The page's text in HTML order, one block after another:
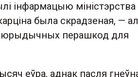
інфармацыю міністэрства
была скрадзеная, —
юрыдычных перашкод для
еўра, аднак пасля